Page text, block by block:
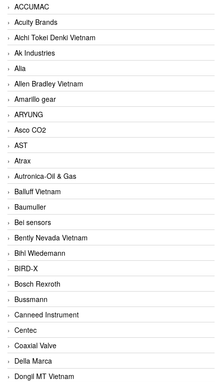
ACCUMAC
Acuity Brands
Aichi Tokei Denki Vietnam
Ak Industries
Alia
Allen Bradley Vietnam
Amarillo gear
ARYUNG
Asco CO2
AST
Atrax
Autronica-Oil & Gas
Balluff Vietnam
Baumuller
Bei sensors
Bently Nevada Vietnam
Bihl Wiedemann
BIRD-X
Bosch Rexroth
Bussmann
Canneed Instrument
Centec
Coaxial Valve
Della Marca
Dongil MT Vietnam